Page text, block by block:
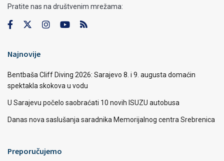
Pratite nas na društvenim mrežama:
Najnovije
Bentbaša Cliff Diving 2026: Sarajevo 8. i 9. augusta domaćin
spektakla skokova u vodu
U Sarajevu počelo saobraćati 10 novih ISUZU autobusa
Danas nova saslušanja saradnika Memorijalnog centra Srebrenica
Preporučujemo